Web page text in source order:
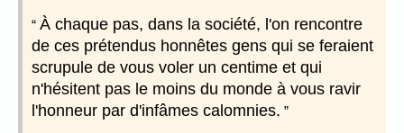
À chaque pas, dans la société, l'on rencontre
de ces prétendus honnêtes gens qui se feraient
scrupule de vous voler un centime et qui
n'hésitent pas le moins du monde à vous ravir
l'honneur par d'infâmes calomnies.